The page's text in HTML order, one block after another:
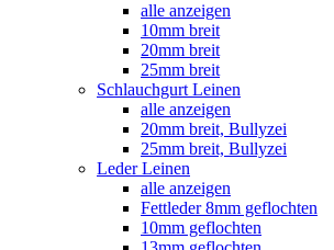
alle anzeigen
10mm breit
20mm breit
25mm breit
Schlauchgurt Leinen
alle anzeigen
20mm breit, Bullyzei
25mm breit, Bullyzei
Leder Leinen
alle anzeigen
Fettleder 8mm geflochten
10mm geflochten